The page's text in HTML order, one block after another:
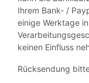
Ihrem Bank- /
einige Werktage
keinen Einfluss
Rücksendung